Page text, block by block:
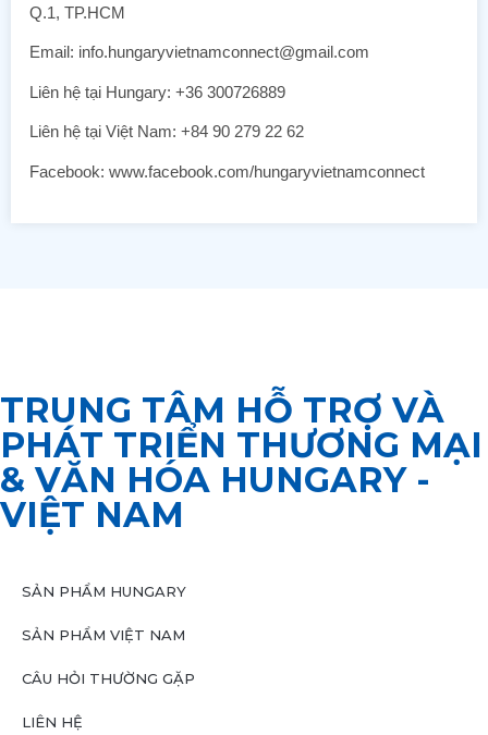
Q.1, TP.HCM
Email: info.hungaryvietnamconnect@gmail.com
Liên hệ tại Hungary: +36 300726889
Liên hệ tại Việt Nam: +84 90 279 22 62
Facebook: www.facebook.com/hungaryvietnamconnect
TRUNG TÂM HỖ TRỢ VÀ
PHÁT TRIỂN THƯƠNG MẠI
& VĂN HÓA HUNGARY -
VIỆT NAM
SẢN PHẨM HUNGARY
SẢN PHẨM VIỆT NAM
CÂU HỎI THƯỜNG GẶP
LIÊN HỆ